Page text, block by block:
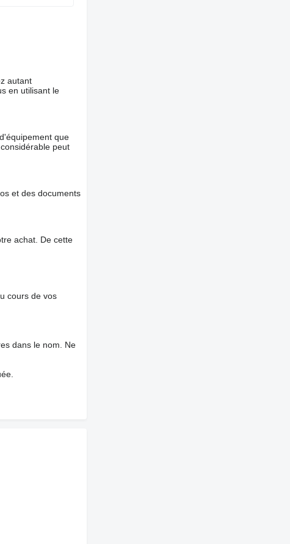
autant
en utilisant le
que
peut
et des documents
achat. De cette
cours de vos
dans le nom. Ne